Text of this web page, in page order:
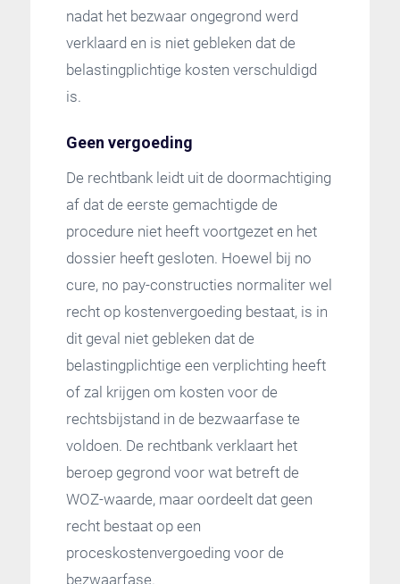
nadat het bezwaar ongegrond werd
verklaard en is niet gebleken dat de
belastingplichtige kosten verschuldigd
is.
Geen vergoeding
De rechtbank leidt uit de doormachtiging
af dat de eerste gemachtigde de
procedure niet heeft voortgezet en het
dossier heeft gesloten. Hoewel bij no
cure, no pay-constructies normaliter wel
recht op kostenvergoeding bestaat, is in
dit geval niet gebleken dat de
belastingplichtige een verplichting heeft
of zal krijgen om kosten voor de
rechtsbijstand in de bezwaarfase te
voldoen. De rechtbank verklaart het
beroep gegrond voor wat betreft de
WOZ-waarde, maar oordeelt dat geen
recht bestaat op een
proceskostenvergoeding voor de
bezwaarfase.